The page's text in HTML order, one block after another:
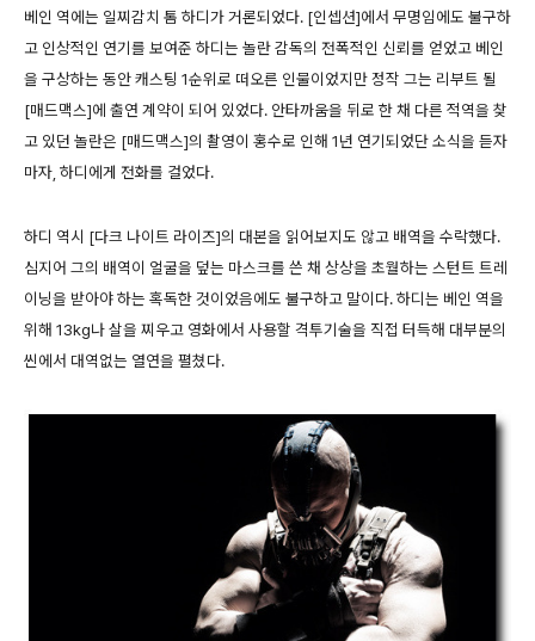
베인 역에는 일찌감치 톰 하디가 거론되었다. [인셉션]에서 무명임에도 불구하
고 인상적인 연기를 보여준 하디는 놀란 감독의 전폭적인 신뢰를 얻었고 베인
을 구상하는 동안 캐스팅 1순위로 떠오른 인물이었지만 정작 그는 리부트 될
[매드맥스]에 출연 계약이 되어 있었다. 안타까움을 뒤로 한 채 다른 적역을 찾
고 있던 놀란은 [매드맥스]의 촬영이 홍수로 인해 1년 연기되었단 소식을 듣자
마자, 하디에게 전화를 걸었다.
하디 역시 [다크 나이트 라이즈]의 대본을 읽어보지도 않고 배역을 수락했다.
심지어 그의 배역이 얼굴을 덮는 마스크를 쓴 채 상상을 초월하는 스턴트 트레
이닝을 받아야 하는 혹독한 것이었음에도 불구하고 말이다. 하디는 베인 역을
위해 13kg나 살을 찌우고 영화에서 사용할 격투기술을 직접 터득해 대부분의
씬에서 대역없는 열연을 펼쳤다.